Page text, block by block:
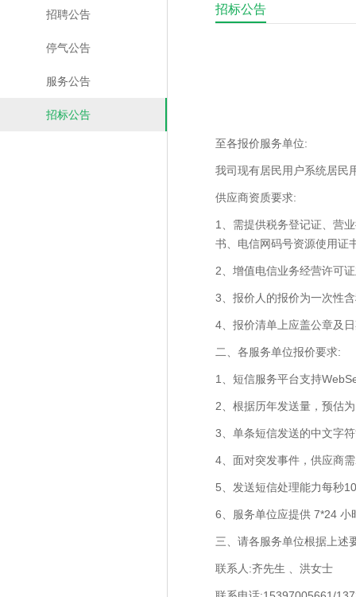
招聘公告
停气公告
服务公告
招标公告
招标公告
至各报价服务单位:
我司现有居民用户系统居民
供应商资质要求:
1、需提供税务登记证、营
书、电信网码号资源使用证
2、增值电信业务经营许可
3、报价人的报价为一次性
4、报价清单上应盖公章及
二、各服务单位报价要求:
1、短信服务平台支持
2、根据历年发送量，预估
3、单条短信发送的中文字
4、面对突发事件，供应商
5、发送短信处理能力每秒
6、服务单位应提供 7*24 小
三、请各服务单位根据上述
联系人:齐先生 、洪女士